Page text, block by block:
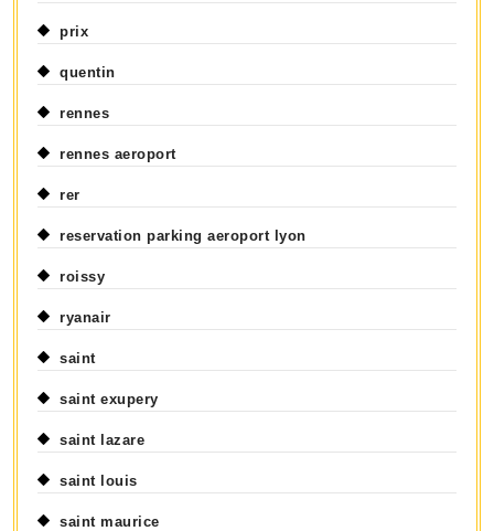
prix
quentin
rennes
rennes aeroport
rer
reservation parking aeroport lyon
roissy
ryanair
saint
saint exupery
saint lazare
saint louis
saint maurice